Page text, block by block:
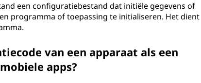
een configuratiebestand dat initiële gegevens of
programma of toepassing te initialiseren. Het dient
van een apparaat als een
apps?